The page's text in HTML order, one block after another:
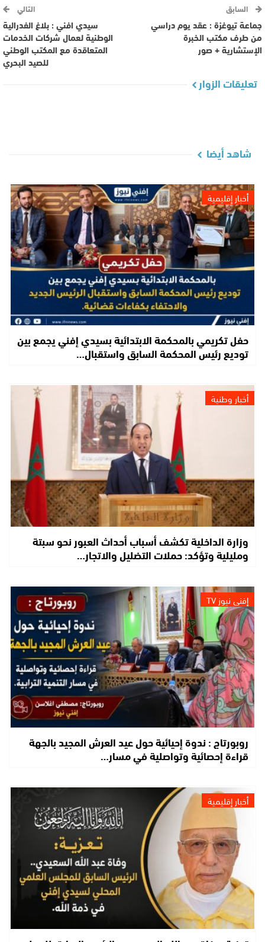
السابق
جماعة تيوغزة : عقد يوم دراسي
من طرف مكتب الخبرة
الإستشارية + صور
التالي
سيدي افني : بلاغ الفدرالية
الوطنية لعمال شركات الخدمات
المتعاقدة مع المكتب الوطني
للصيد البحري
تعليقات الزوار
شاهد أيضا
أخبار إقليمية
حفل تكريمي بالمحكمة الابتدائية بسيدي إفني يجمع بين
توديع رئيس المحكمة السابق واستقبال…
أخبار وطنية
وزارة الداخلية تكشف أسباب أحداث العبور نحو سبتة
ومليلية وتؤكد: حملات التضليل والاتجار…
إفني نيوز TV
روبورتاج : ندوة إحيائية حول عيد العرش المجيد بالجهة
قراءة إحصائية وتواصلية في مسار…
أخبار إقليمية